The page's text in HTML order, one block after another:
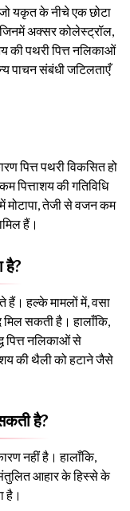
जो यकृत के नीचे एक छोटा
अक्सर कोलेस्ट्रॉल,
की पथरी पित्त नलिकाओं
पाचन संबंधी जटिलताएँ
पित्त पथरी विकसित हो
पित्ताशय की गतिविधि
तेजी से वजन कम
हैं।
है?
हैं। हल्के मामलों में, वसा
सकती है। हालाँकि,
पित्त नलिकाओं से
की थैली को हटाने जैसे
है?
नहीं है। हालाँकि,
आहार के हिस्से के
है।